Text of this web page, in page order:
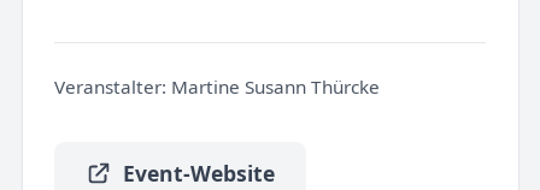
Veranstalter: Martine Susann Thürcke
Event-Website